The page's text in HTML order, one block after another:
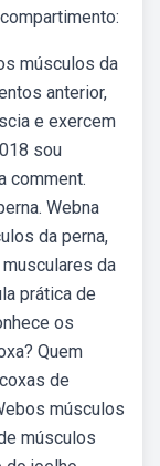
músculos da
anterior,
e exercem
sou
comment.
Webna
da perna,
da
prática de
os
Quem
de
músculos
músculos